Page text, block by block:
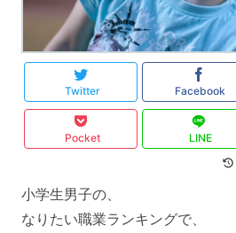
Twitter Facebook
Pocket LINE
小学生男子の、
なりたい職業ランキングで、